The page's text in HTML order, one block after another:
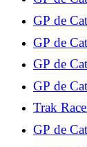
horarios
esperan
GP de
Libres 2,
GP de
Zarco y
GP de
de la
GP de
espera
Trak
pulgares.
GP de